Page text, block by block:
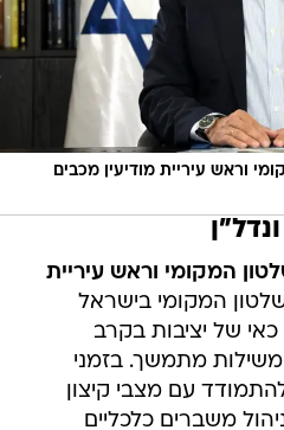
וראש עיריית מודיעין מכבים
המקומי וראש עיריית
המקומי בישראל
של יציבות בקרב
מתמשך. בזמני
עם מצבי קיצון
משברים כלכליים